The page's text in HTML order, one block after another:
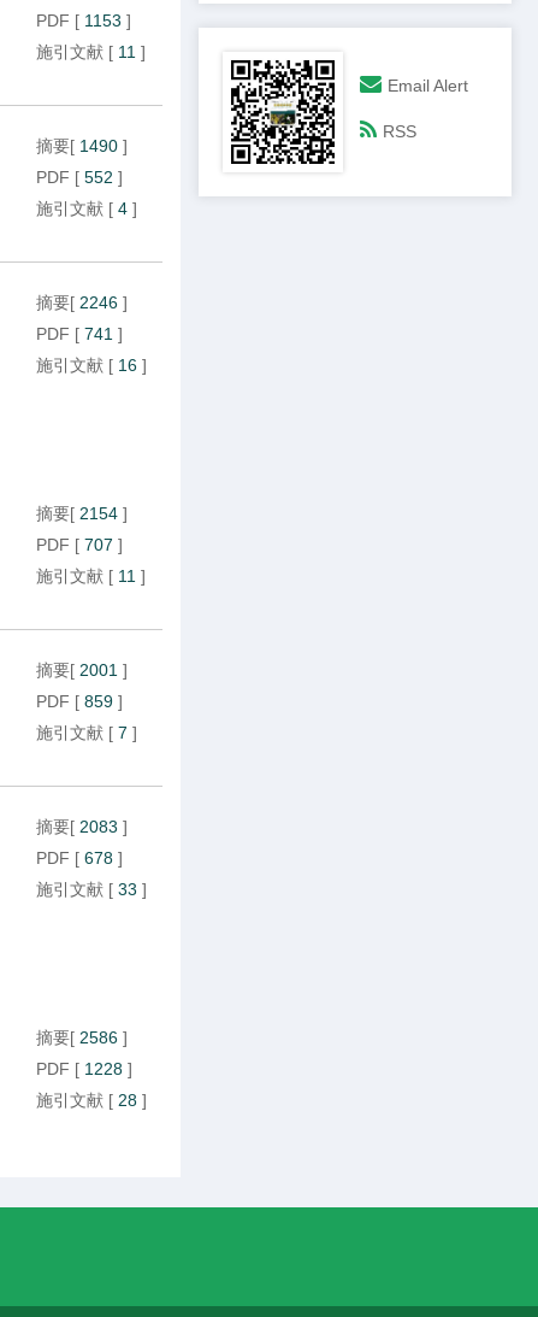
PDF [ 1153 ]
施引文献 [ 11 ]
摘要[ 1490 ]
PDF [ 552 ]
施引文献 [ 4 ]
摘要[ 2246 ]
PDF [ 741 ]
施引文献 [ 16 ]
摘要[ 2154 ]
PDF [ 707 ]
施引文献 [ 11 ]
摘要[ 2001 ]
PDF [ 859 ]
施引文献 [ 7 ]
摘要[ 2083 ]
PDF [ 678 ]
施引文献 [ 33 ]
摘要[ 2586 ]
PDF [ 1228 ]
施引文献 [ 28 ]
Email Alert
RSS